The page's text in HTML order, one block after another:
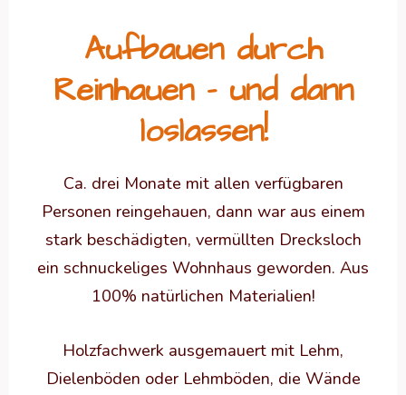
Aufbauen durch
Reinhauen – und dann
loslassen!
Ca. drei Monate mit allen verfügbaren
Personen reingehauen, dann war aus einem
stark beschädigten, vermüllten Drecksloch
ein schnuckeliges Wohnhaus geworden. Aus
100% natürlichen Materialien!
Holzfachwerk ausgemauert mit Lehm,
Dielenböden oder Lehmböden, die Wände